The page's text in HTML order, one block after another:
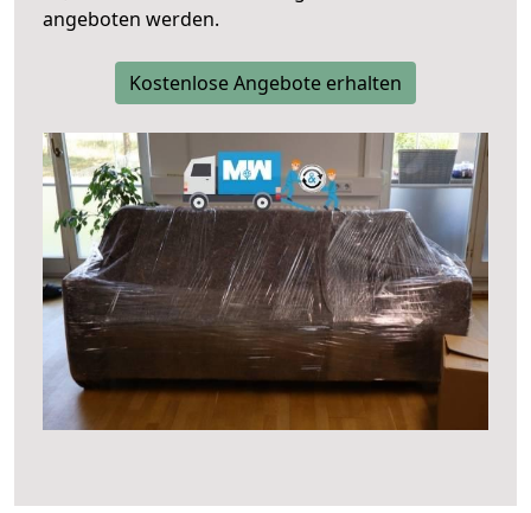
angeboten werden.
Kostenlose Angebote erhalten